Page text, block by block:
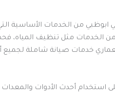
من الخدمات الأساسية
مثل تنظيف المياه،
خدمات صيانة شاملة
استخدام أحدث الأدوات